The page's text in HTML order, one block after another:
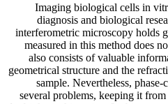
Imaging biological cells in
diagnosis and biological
interferometric microscopy holds
measured in this method does
also consists of valuable
geometrical structure and the
sample. Nevertheless,
several problems, keeping it